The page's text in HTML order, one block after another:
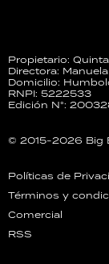
Propietario:
Directora:
Domicilio:
RNPI: 5222533
Edición N°:
© 2015-2026 Big
Políticas de
Términos y
Comercial
RSS